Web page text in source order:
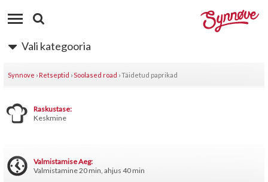
Vali kategooria
Synnove ›Retseptid ›Soolased road ›Täidetud paprikad
Raskustase:
Keskmine
Valmistamise Aeg:
Valmistamine 20 min, ahjus 40 min